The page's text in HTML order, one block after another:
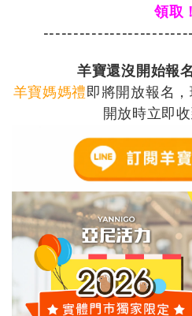
領取！
羊寶還沒開始報
羊寶媽媽禮即將開放報名，
開放時立即收